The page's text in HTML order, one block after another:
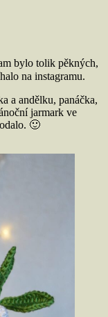
bylo tolik pěkných,
na instagramu.
a andělku, panáčka,
jarmark ve
🙂